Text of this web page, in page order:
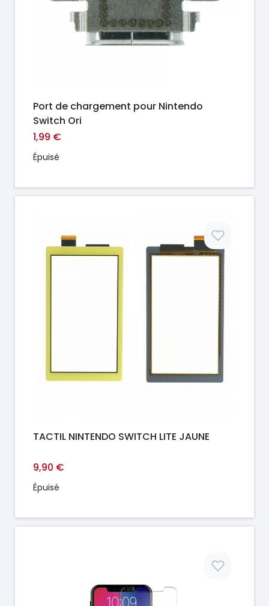
Port de chargement pour Nintendo
Switch Ori
1,99 €
Épuisé
TACTIL NINTENDO SWITCH LITE JAUNE
9,90 €
Épuisé